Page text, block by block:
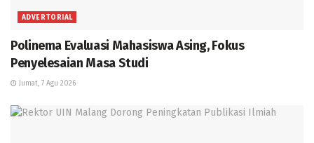
ADVERTORIAL
Polinema Evaluasi Mahasiswa Asing, Fokus
Penyelesaian Masa Studi
Jumat, 7 Agu 2026